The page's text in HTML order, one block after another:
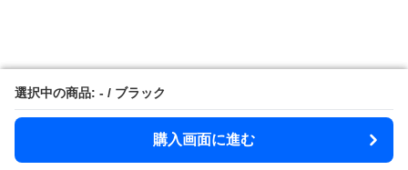
選択中の商品: - / ブラック
購入画面に進む
選択中の商品: - / ブラック
購入画面に進む